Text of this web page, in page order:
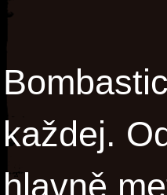
každej.
hlavně